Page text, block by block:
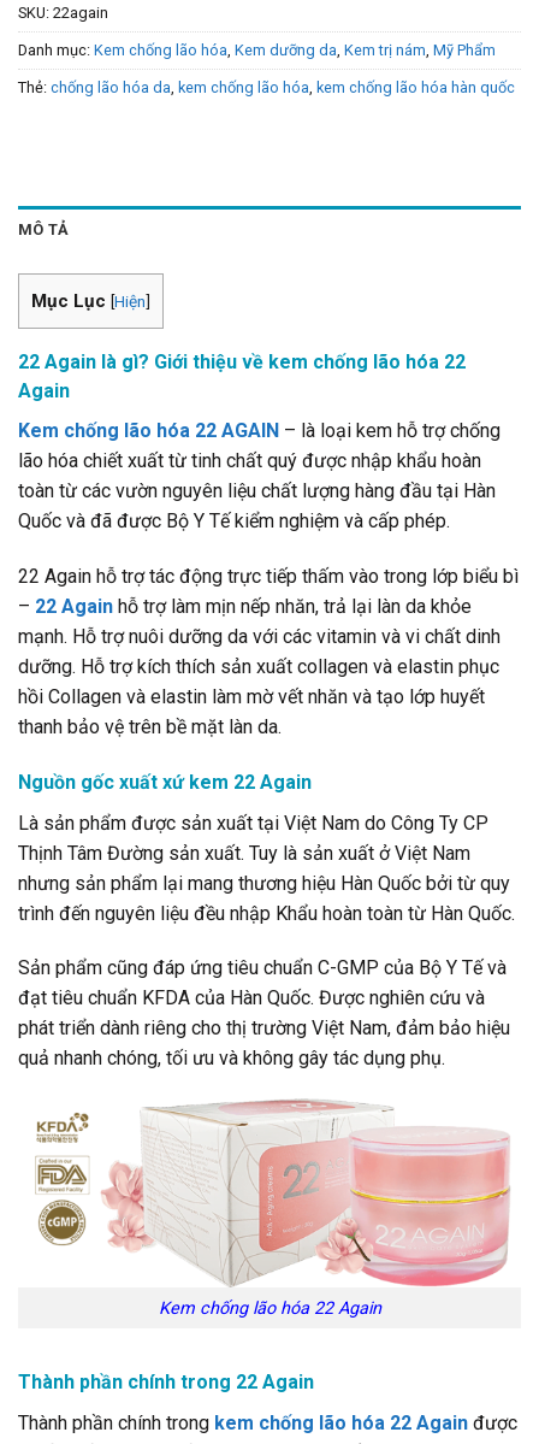
SKU: 22again
Danh mục: Kem chống lão hóa Kem dưỡng da Kem trị nám Mỹ Phẩm
Thẻ: chống lão hóa da kem chống lão hóa kem chống lão hóa hàn quốc
MÔ TẢ
Mục Lục [Hiện]
22 Again là gì? Giới thiệu về kem chống lão hóa 22
Again
Kem chống lão hóa 22 AGAIN – là loại kem hỗ trợ chống
lão hóa chiết xuất từ tinh chất quý được nhập khẩu hoàn
toàn từ các vườn nguyên liệu chất lượng hàng đầu tại Hàn
Quốc và đã được Bộ Y Tế kiểm nghiệm và cấp phép.
22 Again hỗ trợ tác động trực tiếp thấm vào trong lớp biểu bì
– 22 Again hỗ trợ làm mịn nếp nhăn, trả lại làn da khỏe
mạnh. Hỗ trợ nuôi dưỡng da với các vitamin và vi chất dinh
dưỡng. Hỗ trợ kích thích sản xuất collagen và elastin phục
hồi Collagen và elastin làm mờ vết nhăn và tạo lớp huyết
thanh bảo vệ trên bề mặt làn da.
Nguồn gốc xuất xứ kem 22 Again
Là sản phẩm được sản xuất tại Việt Nam do Công Ty CP
Thịnh Tâm Đường sản xuất. Tuy là sản xuất ở Việt Nam
nhưng sản phẩm lại mang thương hiệu Hàn Quốc bởi từ quy
trình đến nguyên liệu đều nhập Khẩu hoàn toàn từ Hàn Quốc.
Sản phẩm cũng đáp ứng tiêu chuẩn C-GMP của Bộ Y Tế và
đạt tiêu chuẩn KFDA của Hàn Quốc. Được nghiên cứu và
phát triển dành riêng cho thị trường Việt Nam, đảm bảo hiệu
quả nhanh chóng, tối ưu và không gây tác dụng phụ.
Kem chống lão hóa 22 Again
Thành phần chính trong 22 Again
Thành phần chính trong kem chống lão hóa 22 Again được